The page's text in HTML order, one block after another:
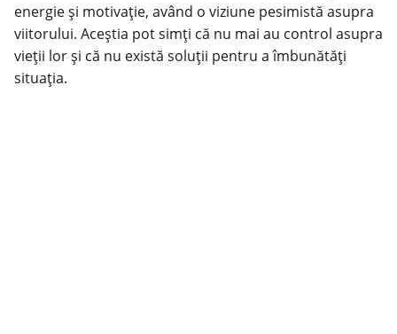
energie și motivație, având o viziune pesimistă asupra
viitorului. Aceștia pot simți că nu mai au control asupra
vieții lor și că nu există soluții pentru a îmbunătăți
situația.